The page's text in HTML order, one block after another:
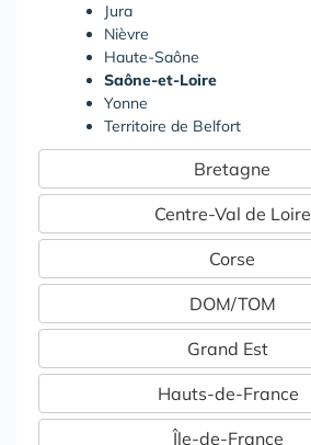
Jura
Nièvre
Haute-Saône
Saône-et-Loire
Yonne
Territoire de Belfort
Bretagne
Centre-Val de Loire
Corse
DOM/TOM
Grand Est
Hauts-de-France
Île-de-France